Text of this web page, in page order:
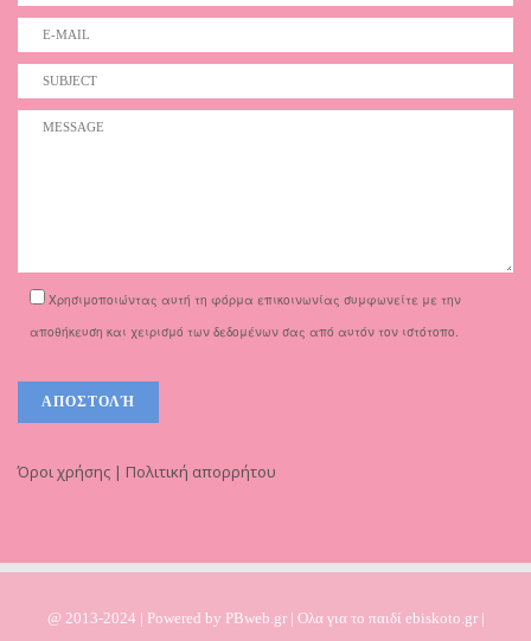
Χρησιμοποιώντας αυτή τη φόρμα επικοινωνίας συμφωνείτε με την
αποθήκευση και χειρισμό των δεδομένων σας από αυτόν τον ιστότοπο.
Όροι χρήσης | Πολιτική απορρήτου
@ 2013-2024 | Powered by PBweb.gr | Ολα για το παιδί ebiskoto.gr |